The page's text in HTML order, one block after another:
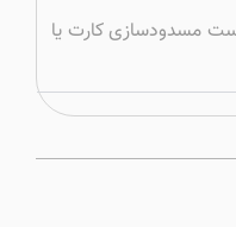
مسدودسازی کارت یا